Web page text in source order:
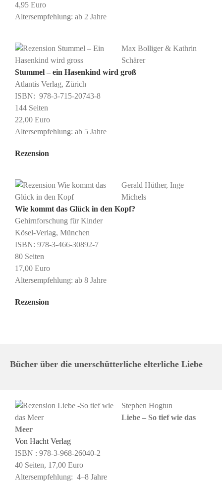
4,95 Euro
Altersempfehlung: ab 2 Jahre
Max Bolliger & Kathrin
Schärer
Stummel – ein Hasenkind wird groß
Atlantis Verlag, Zürich
ISBN: ‎ 978-3-715-20743-8
144 Seiten
22,00 Euro
Altersempfehlung: ab 5 Jahre
Rezension
Gerald Hüther, Inge
Michels
Wie kommt das Glück in den Kopf?
Gehirnforschung für Kinder
Kösel-Verlag, München
ISBN: 978-3-466-30892-7
80 Seiten
17,00 Euro
Altersempfehlung: ab 8 Jahre
Rezension
Bücher über die unerschütterliche elterliche Liebe
Stephen Hogtun
Liebe – So tief wie das
Meer
Von Hacht Verlag
ISBN : 978-3-968-26040-2
40 Seiten, 17,00 Euro
Altersempfehlung: ‎ 4–8 Jahre